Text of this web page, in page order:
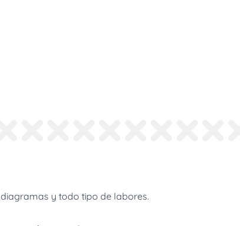
y todo tipo de labores.